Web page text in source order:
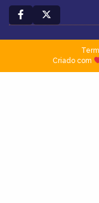
Criado com